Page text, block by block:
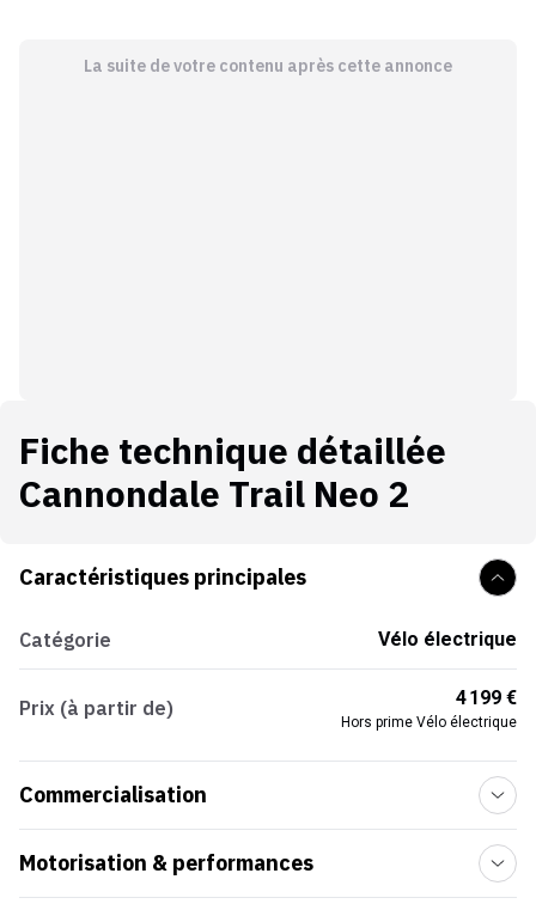
La suite de votre contenu après cette annonce
Fiche technique détaillée
Cannondale Trail Neo 2
Caractéristiques principales
Catégorie Vélo électrique
Prix (à partir de) 4 199 €
Hors prime Vélo électrique
Commercialisation
Motorisation & performances